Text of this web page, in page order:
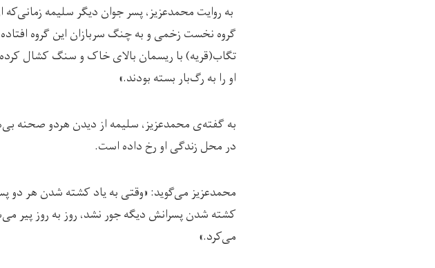
به روایت محمدعزیز، پسر جوان دیگر سلیمه زمانی‌که
گروه نخست زخمی و به چنگ سربازان این گروه
تگاب(قریه) با ریسمان بالای خاک و سنگ کشال کرده
او را به رگ‌بار بسته بودند.»
به گفته‌ی محمدعزیز، سلیمه از دیدن هردو صحنه
در محل زندگی او رخ داده است.
محمدعزیز می‌گوید: «وقتی به یاد کشته شدن هر دو
کشته شدن پسرانش دیگه جور نشد، روز به روز پیر
می‌کرد.»